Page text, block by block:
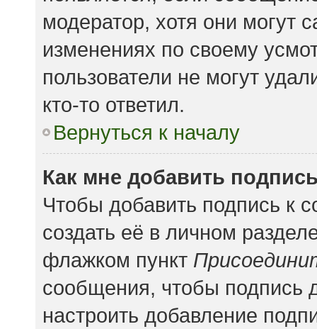
модератор, хотя они могут
изменениях по своему
пользователи не могут
кто-то ответил.
Вернуться к началу
Как мне добавить
Чтобы добавить подпись к
создать её в личном
флажком пункт
сообщения, чтобы подпись
настроить добавление